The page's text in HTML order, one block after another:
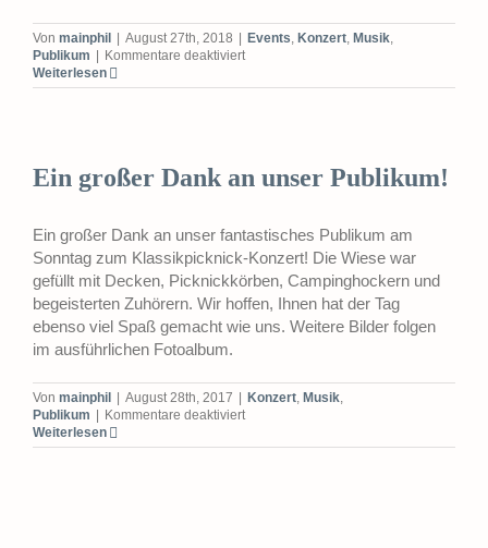
Von mainphil August 27th, 2018 Events, Konzert, Musik,
Publikum
Kommentare deaktiviertfür
Weiterlesen
Ein großer Dank an unser Publikum!
Ein großer Dank an unser fantastisches Publikum am
Sonntag zum Klassikpicknick-Konzert! Die Wiese war
gefüllt mit Decken, Picknickkörben, Campinghockern und
begeisterten Zuhörern. Wir hoffen, Ihnen hat der Tag
ebenso viel Spaß gemacht wie uns. Weitere Bilder folgen
im ausführlichen Fotoalbum.
Von mainphil August 28th, 2017 Konzert, Musik,
Publikum
Kommentare deaktiviertfür
großer
Weiterlesen